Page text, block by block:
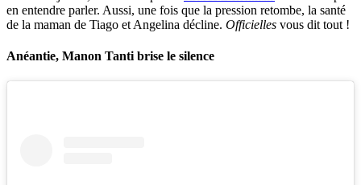
en entendre parler. Aussi, une fois que la pression retombe, la santé
de la maman de Tiago et Angelina décline. Officielles vous dit tout !
Anéantie, Manon Tanti brise le silence